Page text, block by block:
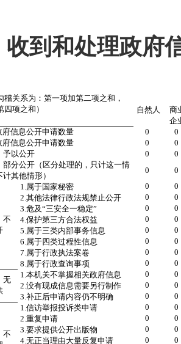
收到和处理政府
稽关系为：第一项加第二项之和，
项之和）
自然人
商
企
信息公开申请数量
0
0
信息公开申请数量
0 0
予以公开 0
0
部分公开 （区分处理的，只计这一情
其他情形）
0 0
不
1.属于国家秘密 0
0
2.其他法律行政法规禁止公开
0
0
3.危及“三安全一稳定”
0
0
4.保护第三方合法权益
0
0
5.属于三类内部事务信息
0
0
6.属于四类过程性信息
0
0
7.属于行政执法案卷
0
0
8.属于行政查询事项
0
0
无
1.本机关不掌握相关政府信息 0
0
2.没有现成信息需要另行制作
0
0
3.补正后申请内容仍不明确
0 0
不
1.信访举报投诉类申请 0
0
2.重复申请
0
0
3.要求提供公开出版物
0
0
4.无正当理由大量反复申请
0 0